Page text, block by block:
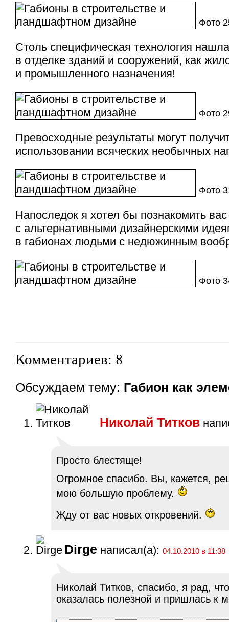
Фото
Столь специфическая технология
в отделке зданий и сооружений, как
и промышленного назначения!
Фото
Превосходные результаты могут
использовании всяческих необычных
Фото
Напоследок я хотел бы познакомить вас
с альтернативными дизайнерскими
в габионах людьми с недюжинным
Фото
Комментариев: 8
Обсуждаем тему: Габион как
Николай Титков
Просто блестяще!
Огромное спасибо. Вы, кажется,
мою большую проблему.
Жду от вас новых откровений.
Dirge написал(а): 04.10.2010 в 11:38
Николай Титков, спасибо, я рад,
оказалась полезной и пришлась к